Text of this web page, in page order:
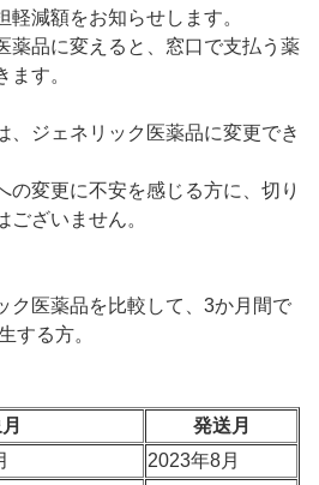
減額をお知らせします。
薬品に変えると、窓口で支払う薬
す。
ジェネリック医薬品に変更でき
変更に不安を感じる方に、切り
ございません。
ク医薬品を比較して、3か月間で
する方。
発送月
2023年8月